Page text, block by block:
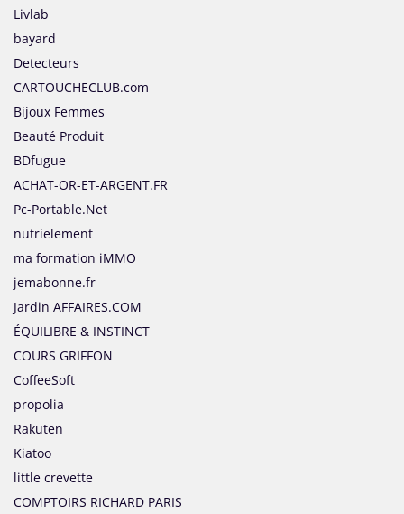
Livlab
bayard
Detecteurs
CARTOUCHECLUB.com
Bijoux Femmes
Beauté Produit
BDfugue
ACHAT-OR-ET-ARGENT.FR
Pc-Portable.Net
nutrielement
ma formation iMMO
jemabonne.fr
Jardin AFFAIRES.COM
ÉQUILIBRE & INSTINCT
COURS GRIFFON
CoffeeSoft
propolia
Rakuten
Kiatoo
little crevette
COMPTOIRS RICHARD PARIS